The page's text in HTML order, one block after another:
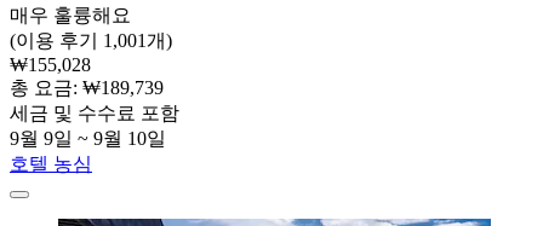
매우 훌륭해요
(이용 후기 1,001개)
₩155,028
총 요금: ₩189,739
세금 및 수수료 포함
9월 9일 ~ 9월 10일
호텔 농심